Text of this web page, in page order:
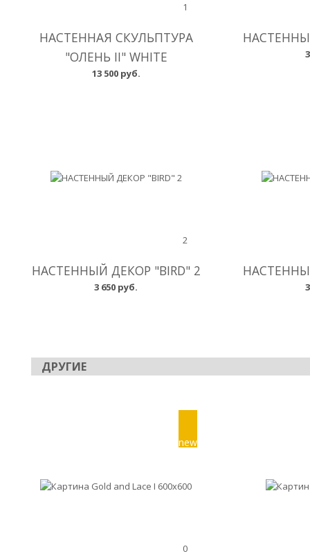
1
НАСТЕННАЯ СКУЛЬПТУРА
"ОЛЕНЬ II" WHITE
13 500 руб.
2
НАСТЕННЫЙ ДЕКОР "BIRD" 2
3 650 руб.
ДРУГИЕ
0